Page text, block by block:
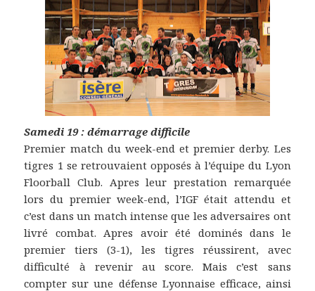
Samedi 19 : démarrage difficile
Premier match du week-end et premier derby. Les
tigres 1 se retrouvaient opposés à l’équipe du Lyon
Floorball Club. Apres leur prestation remarquée
lors du premier week-end, l’IGF était attendu et
c’est dans un match intense que les adversaires ont
livré combat. Apres avoir été dominés dans le
premier tiers (3-1), les tigres réussirent, avec
difficulté à revenir au score. Mais c’est sans
compter sur une défense Lyonnaise efficace, ainsi